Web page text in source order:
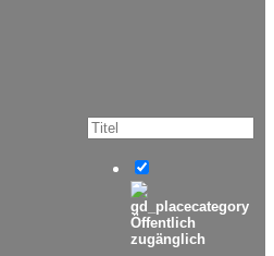
Öffentlich
zugänglich